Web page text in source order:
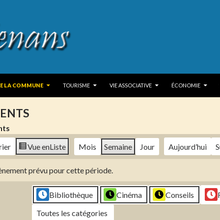
LA COMMUNE
TOURISME VIE ASSOCIATIVE ÉCONOMIE
Vue enListe Mois Semaine Jour Aujourd’hui
prévu pour cette période.
Bibliothèque Cinéma Conseils
Toutes les catégories